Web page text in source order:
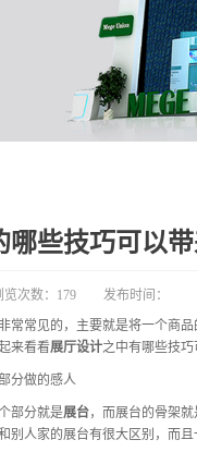
哪些技巧可以带
览次数： 179
发布时间：
常常见的，主要就是将一个商
来看看展厅设计之中有哪些技巧
做的感人
部分就是展台，而展台的骨架
别人家的展台有很大区别，而